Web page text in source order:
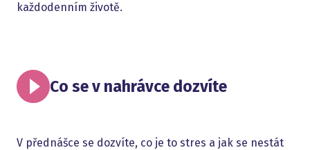
každodenním životě.
Co se v nahrávce dozvíte
V přednášce se dozvíte, co je to stres a jak se nestát